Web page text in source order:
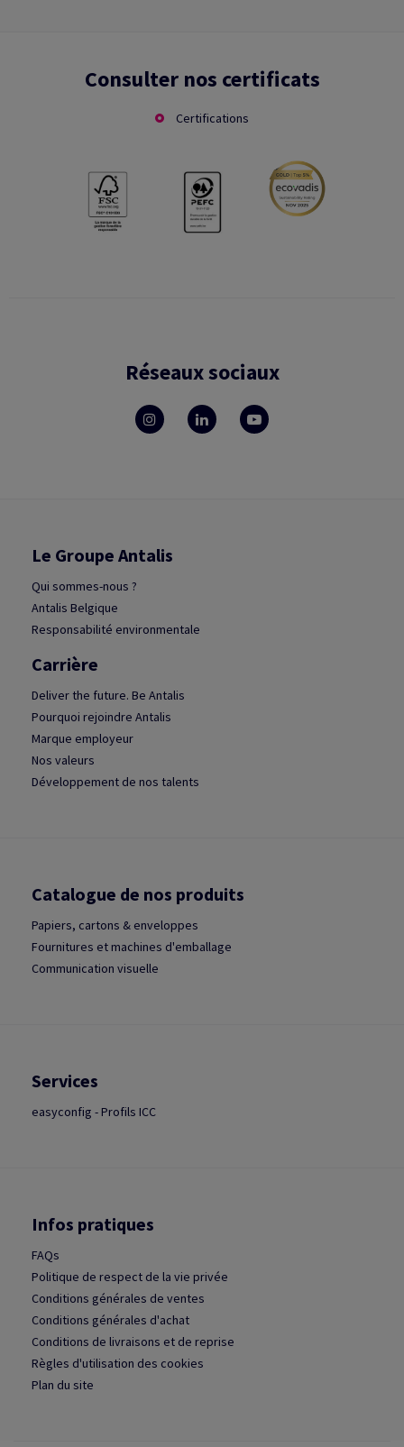
Consulter nos certificats
Certifications
Réseaux sociaux
Le Groupe Antalis
Qui sommes-nous ?
Antalis Belgique
Responsabilité environmentale
Carrière
Deliver the future. Be Antalis
Pourquoi rejoindre Antalis
Marque employeur
Nos valeurs
Développement de nos talents
Catalogue de nos produits
Papiers, cartons & enveloppes
Fournitures et machines d'emballage
Communication visuelle
Services
easyconfig - Profils ICC
Infos pratiques
FAQs
Politique de respect de la vie privée
Conditions générales de ventes
Conditions générales d'achat
Conditions de livraisons et de reprise
Règles d'utilisation des cookies
Plan du site